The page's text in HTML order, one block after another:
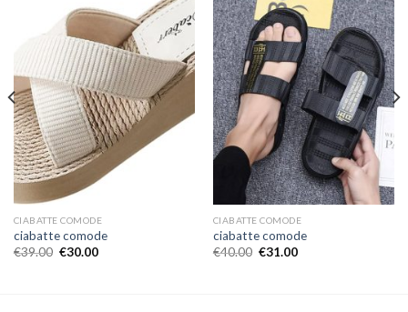
CIABATTE COMODE
ciabatte comode
€39.00 €30.00
CIABATTE COMODE
ciabatte comode
€40.00 €31.00